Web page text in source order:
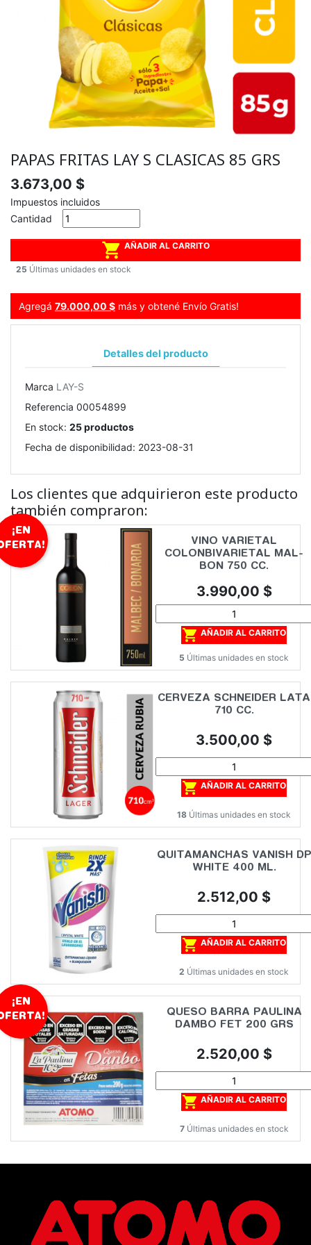
PAPAS FRITAS LAY S CLASICAS 85 GRS
3.673,00 $
Impuestos incluidos
Cantidad
 AÑADIR AL CARRITO
25 Últimas unidades en stock
Agregá 79.000,00 $ más y obtené Envío Gratis!
Detalles del producto
Marca LAY-S
Referencia 00054899
En stock: 25 productos
Fecha de disponibilidad: 2023-08-31
Los clientes que adquirieron este producto
también compraron:
VINO VARIETAL
COLONBIVARIETAL MAL-
BON 750 CC.
Precio
3.990,00 $
 AÑADIR AL CARRITO
5 Últimas unidades en stock
¡EN
CERVEZA SCHNEIDER LATA
710 CC.
Precio
3.500,00 $
 AÑADIR AL CARRITO
18 Últimas unidades en stock
QUITAMANCHAS VANISH DP
WHITE 400 ML.
Precio
2.512,00 $
 AÑADIR AL CARRITO
2 Últimas unidades en stock
QUESO BARRA PAULINA
DAMBO FET 200 GRS
Precio
2.520,00 $
 AÑADIR AL CARRITO
7 Últimas unidades en stock
¡EN